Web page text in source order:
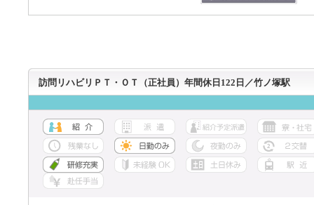
訪問リハビリＰＴ・ＯＴ（正社員）年間休日122日／竹ノ塚駅